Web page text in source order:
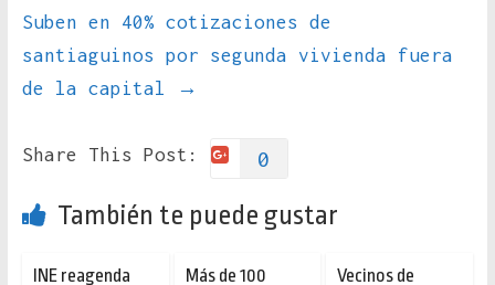
Suben en 40% cotizaciones de
santiaguinos por segunda vivienda fuera
de la capital
→
Share This Post: 0
También te puede gustar
INE reagenda Más de 100 Vecinos de